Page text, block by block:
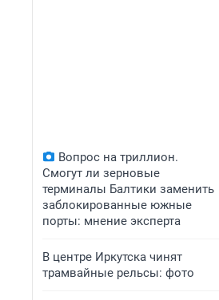
Вопрос на триллион.
Смогут ли зерновые
терминалы Балтики заменить
заблокированные южные
порты: мнение эксперта
В центре Иркутска чинят
трамвайные рельсы: фото